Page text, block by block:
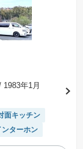
1983年1月
面キッチン
ンターホン